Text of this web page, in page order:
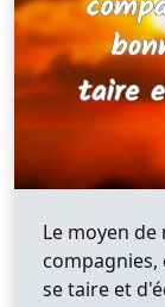
Le moyen de
compagnies,
se taire et